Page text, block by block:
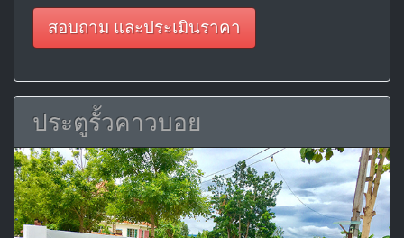
สอบถาม และประเมินราคา
ประตูรั้วคาวบอย